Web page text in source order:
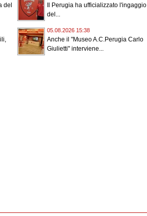
del
Il Perugia ha ufficializzato l'ingaggio
del...
05.08.2026 15:38
Anche il "Museo A.C.Perugia Carlo
Giulietti" interviene...